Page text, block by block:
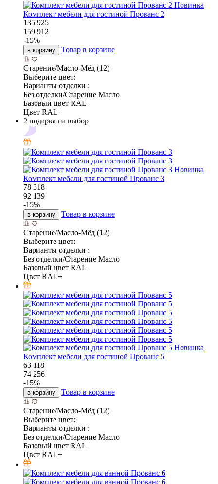
Новинка
Комплект мебели для гостиной Прованс 2
135 925
159 912
-15%
в корзину Товар в корзине
Старение/Масло-Мёд (12)
Выберите цвет:
Варианты отделки :
Без отделки/Старение Масло
Базовый цвет RAL
Цвет RAL+
2 подарка на выбор
Новинка
Комплект мебели для гостиной Прованс 3
78 318
92 139
-15%
в корзину Товар в корзине
Старение/Масло-Мёд (12)
Выберите цвет:
Варианты отделки :
Без отделки/Старение Масло
Базовый цвет RAL
Цвет RAL+
Новинка
Комплект мебели для гостиной Прованс 5
63 118
74 256
-15%
в корзину Товар в корзине
Старение/Масло-Мёд (12)
Выберите цвет:
Варианты отделки :
Без отделки/Старение Масло
Базовый цвет RAL
Цвет RAL+